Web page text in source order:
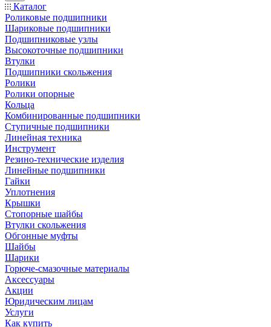
Каталог
Роликовые подшипники
Шариковые подшипники
Подшипниковые узлы
Высокоточные подшипники
Втулки
Подшипники скольжения
Ролики
Ролики опорные
Кольца
Комбинированные подшипники
Ступичные подшипники
Линейная техника
Инструмент
Резино-технические изделия
Линейные подшипники
Гайки
Уплотнения
Крышки
Стопорные шайбы
Втулки скольжения
Обгонные муфты
Шайбы
Шарики
Горюче-смазочные материалы
Аксессуары
Акции
Юридическим лицам
Услуги
Как купить